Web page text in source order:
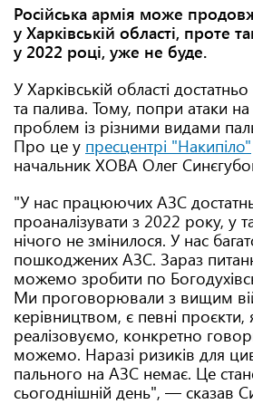
Російська армія може
у Харківській області, проте
у 2022 році, уже не буде.
У Харківській області
та палива. Тому, попри атаки
проблем із різними видами
Про це у пресцентрі "Накипіло"
начальник ХОВА Олег
"У нас працюючих АЗС
проаналізувати з 2022 року, у
нічого не змінилося. У нас
пошкоджених АЗС. Зараз
можемо зробити по
Ми проговорювали з вищим
керівництвом, є певні проєкти,
реалізовуємо, конкретно
можемо. Наразі ризиків для
пального на АЗС немає. Це
сьогоднішній день", — сказав